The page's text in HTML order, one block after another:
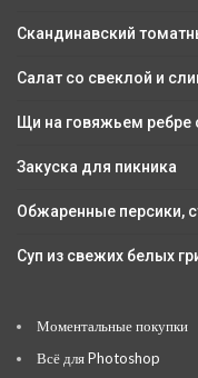
Скандинавский
Салат со свеклой и
Щи на говяжьем ребре
Закуска для пикника
Обжаренные персики,
Суп из свежих белых
Моментальные покупки
Всё для Photoshop